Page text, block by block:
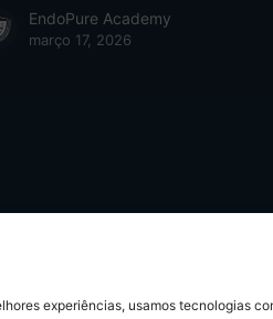
experiências, usamos tecnologias
EndoPure Academy
março 17, 2026